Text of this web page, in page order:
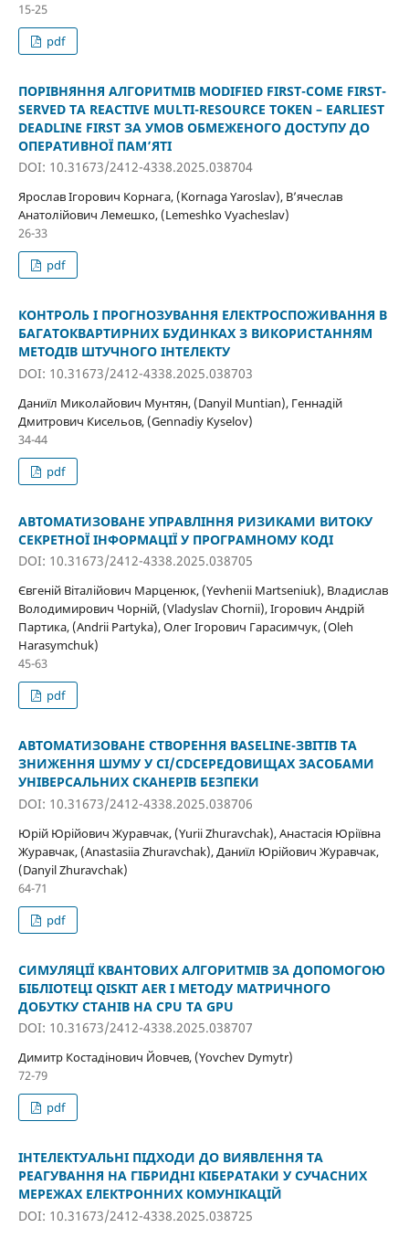
15-25
pdf
ПОРІВНЯННЯ АЛГОРИТМІВ MODIFIED FIRST-COME FIRST-
SERVED ТА REACTIVE MULTI-RESOURCE TOKEN – EARLIEST
DEADLINE FIRST ЗА УМОВ ОБМЕЖЕНОГО ДОСТУПУ ДО
ОПЕРАТИВНОЇ ПАМ’ЯТІ
DOI: 10.31673/2412-4338.2025.038704
Ярослав Ігорович Корнага, (Kornaga Yaroslav), В’ячеслав
Анатолійович Лемешко, (Lemeshko Vyacheslav)
26-33
pdf
КОНТРОЛЬ І ПРОГНОЗУВАННЯ ЕЛЕКТРОСПОЖИВАННЯ В
БАГАТОКВАРТИРНИХ БУДИНКАХ З ВИКОРИСТАННЯМ
МЕТОДІВ ШТУЧНОГО ІНТЕЛЕКТУ
DOI: 10.31673/2412-4338.2025.038703
Даниїл Миколайович Мунтян, (Danyil Muntian), Геннадій
Дмитрович Кисельов, (Gennadiy Kyselov)
34-44
pdf
АВТОМАТИЗОВАНЕ УПРАВЛІННЯ РИЗИКАМИ ВИТОКУ
СЕКРЕТНОЇ ІНФОРМАЦІЇ У ПРОГРАМНОМУ КОДІ
DOI: 10.31673/2412-4338.2025.038705
Євгеній Віталійович Марценюк, (Yevhenii Martseniuk), Владислав
Володимирович Чорній, (Vladyslav Chornii), Ігорович Андрій
Партика, (Andrii Partyka), Олег Ігорович Гарасимчук, (Oleh
Harasymchuk)
45-63
pdf
АВТОМАТИЗОВАНЕ СТВОРЕННЯ BASELINE-ЗВІТІВ ТА
ЗНИЖЕННЯ ШУМУ У CI/CDСЕРЕДОВИЩАХ ЗАСОБАМИ
УНІВЕРСАЛЬНИХ СКАНЕРІВ БЕЗПЕКИ
DOI: 10.31673/2412-4338.2025.038706
Юрій Юрійович Журавчак, (Yurii Zhuravchak), Анастасія Юріївна
Журавчак, (Anastasiia Zhuravchak), Даниїл Юрійович Журавчак,
(Danyil Zhuravchak)
64-71
pdf
СИМУЛЯЦІЇ КВАНТОВИХ АЛГОРИТМІВ ЗА ДОПОМОГОЮ
БІБЛІОТЕЦІ QISKIT AER І МЕТОДУ МАТРИЧНОГО
ДОБУТКУ СТАНІВ НА CPU ТА GPU
DOI: 10.31673/2412-4338.2025.038707
Димитр Костадінович Йовчев, (Yovchev Dymytr)
72-79
pdf
ІНТЕЛЕКТУАЛЬНІ ПІДХОДИ ДО ВИЯВЛЕННЯ ТА
РЕАГУВАННЯ НА ГІБРИДНІ КІБЕРАТАКИ У СУЧАСНИХ
МЕРЕЖАХ ЕЛЕКТРОННИХ КОМУНІКАЦІЙ
DOI: 10.31673/2412-4338.2025.038725